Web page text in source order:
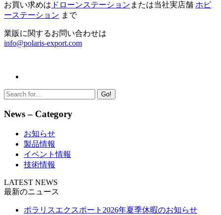
お買い求めは ドローンステーション または当社実店舗 ホビ
ーステーション まで
業販に関するお問い合わせは
info@polaris-export.com
Go!
News – Category
お知らせ
製品情報
イベント情報
技術情報
LATEST NEWS
最新のニュース
ポラリスエクスポート2026年夏季休暇のお知らせ